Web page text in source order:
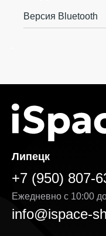
Версия Bluetooth
Липецк
+7 (950) 807-
Ежедневно с 10:00
info@ispace-